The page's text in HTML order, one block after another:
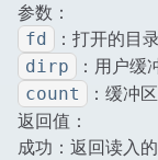
参数：
fd ：打开的目
dirp ：用户缓
count
：缓冲
返回值：
成功：返回读入